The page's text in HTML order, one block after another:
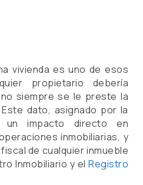
vivienda es uno de esos
propietario debería
siempre se le preste la
dato, asignado por la
un impacto directo en
inmobiliarias, y
de cualquier inmueble
Inmobiliario y el Registro